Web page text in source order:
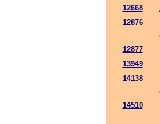
12668
12876
12877
13949
14138
14510